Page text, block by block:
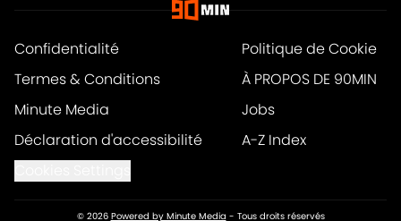
Confidentialité
Politique de Cookie
Termes & Conditions
À PROPOS DE 90MIN
Minute Media
Jobs
Déclaration d'accessibilité
A-Z Index
© 2026 Powered by Minute Media - Tous droits réservés